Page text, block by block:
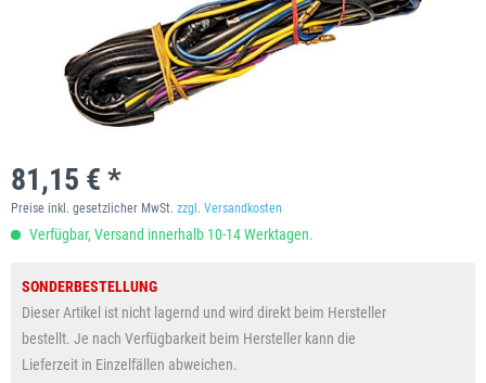
81,15 € *
Preise inkl. gesetzlicher MwSt. zzgl. Versandkosten
Verfügbar, Versand innerhalb 10-14 Werktagen.
SONDERBESTELLUNG
Dieser Artikel ist nicht lagernd und wird direkt beim Hersteller
bestellt. Je nach Verfügbarkeit beim Hersteller kann die
Lieferzeit in Einzelfällen abweichen.